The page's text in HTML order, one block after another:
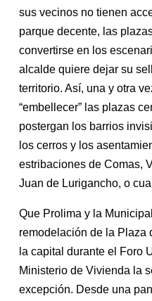
sus vecinos no tienen
parque decente, las
convertirse en los
alcalde quiere dejar su
territorio. Así, una y otra
“embellecer” las plazas
postergan los barrios
los cerros y los
estribaciones de Comas,
Juan de Lurigancho, o
Que Prolima y la
remodelación de la Plaza
la capital durante el Foro
Ministerio de Vivienda la
excepción. Desde una